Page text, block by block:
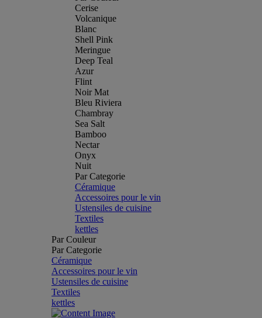
Cerise
Volcanique
Blanc
Shell Pink
Meringue
Deep Teal
Azur
Flint
Noir Mat
Bleu Riviera
Chambray
Sea Salt
Bamboo
Nectar
Onyx
Nuit
Par Categorie
Céramique
Accessoires pour le vin
Ustensiles de cuisine
Textiles
kettles
Par Couleur
Par Categorie
Céramique
Accessoires pour le vin
Ustensiles de cuisine
Textiles
kettles